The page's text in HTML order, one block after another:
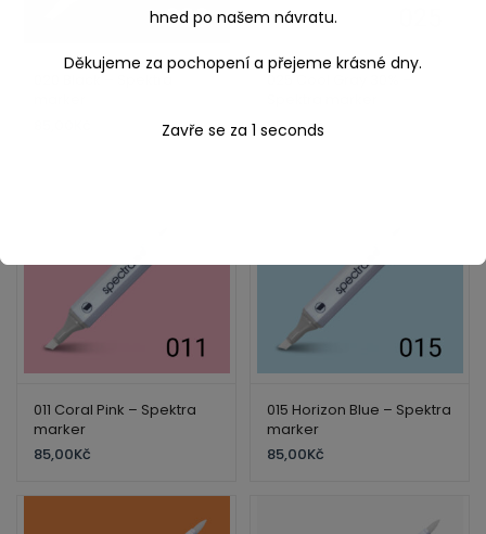
85,00Kč
011 Coral Pink – Spektra
marker
85,00Kč
015 Horizon Blue – Spektra
marker
85,00Kč
hned po našem návratu.
Děkujeme za pochopení a přejeme krásné dny.
Zavře se za 1 seconds